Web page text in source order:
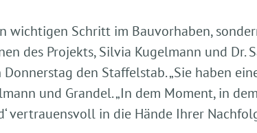
wichtigen Schritt im Bauvorhaben,
des Projekts, Silvia Kugelmann und
den Staffelstab. „Sie haben
und Grandel. „In dem Moment, in
vertrauensvoll in die Hände Ihrer